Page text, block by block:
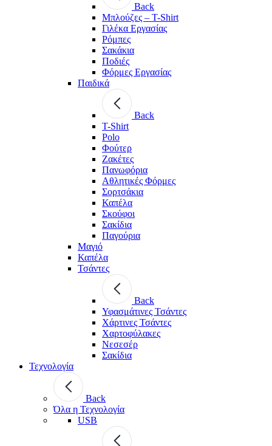
Back
Μπλούζες – T-Shirt
Γιλέκα Εργασίας
Ρόμπες
Σακάκια
Ποδιές
Φόρμες Εργασίας
Παιδικά
Back
T-Shirt
Polo
Φούτερ
Ζακέτες
Πανωφόρια
Αθλητικές Φόρμες
Σορτσάκια
Καπέλα
Σκούφοι
Σακίδια
Παγούρια
Μαγιό
Καπέλα
Τσάντες
Back
Υφασμάτινες Τσάντες
Χάρτινες Τσάντες
Χαρτοφύλακες
Νεσεσέρ
Σακίδια
Τεχνολογία
Back
Όλα η Τεχνολογία
USB